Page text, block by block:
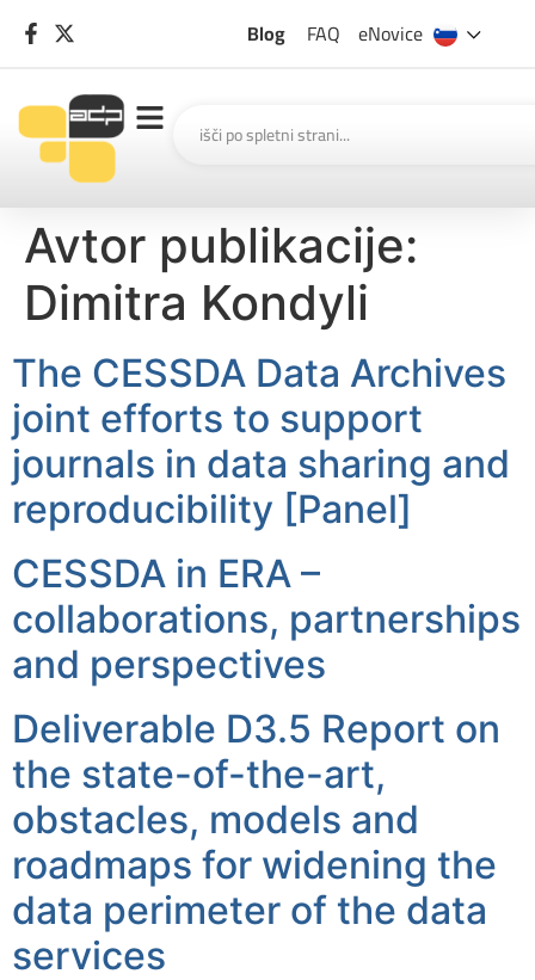
Blog FAQ eNovice
Avtor publikacije:
Dimitra Kondyli
The CESSDA Data Archives
joint efforts to support
journals in data sharing and
reproducibility [Panel]
CESSDA in ERA –
collaborations, partnerships
and perspectives
Deliverable D3.5 Report on
the state-of-the-art,
obstacles, models and
roadmaps for widening the
data perimeter of the data
services